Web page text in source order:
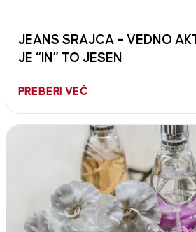
JEANS SRAJCA – VEDNO
JE “IN” TO JESEN
PREBERI VEČ